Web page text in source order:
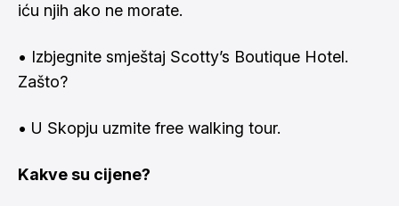
iću njih ako ne morate.
• Izbjegnite smještaj Scotty’s Boutique Hotel.
Zašto?
• U Skopju uzmite free walking tour.
Kakve su cijene?